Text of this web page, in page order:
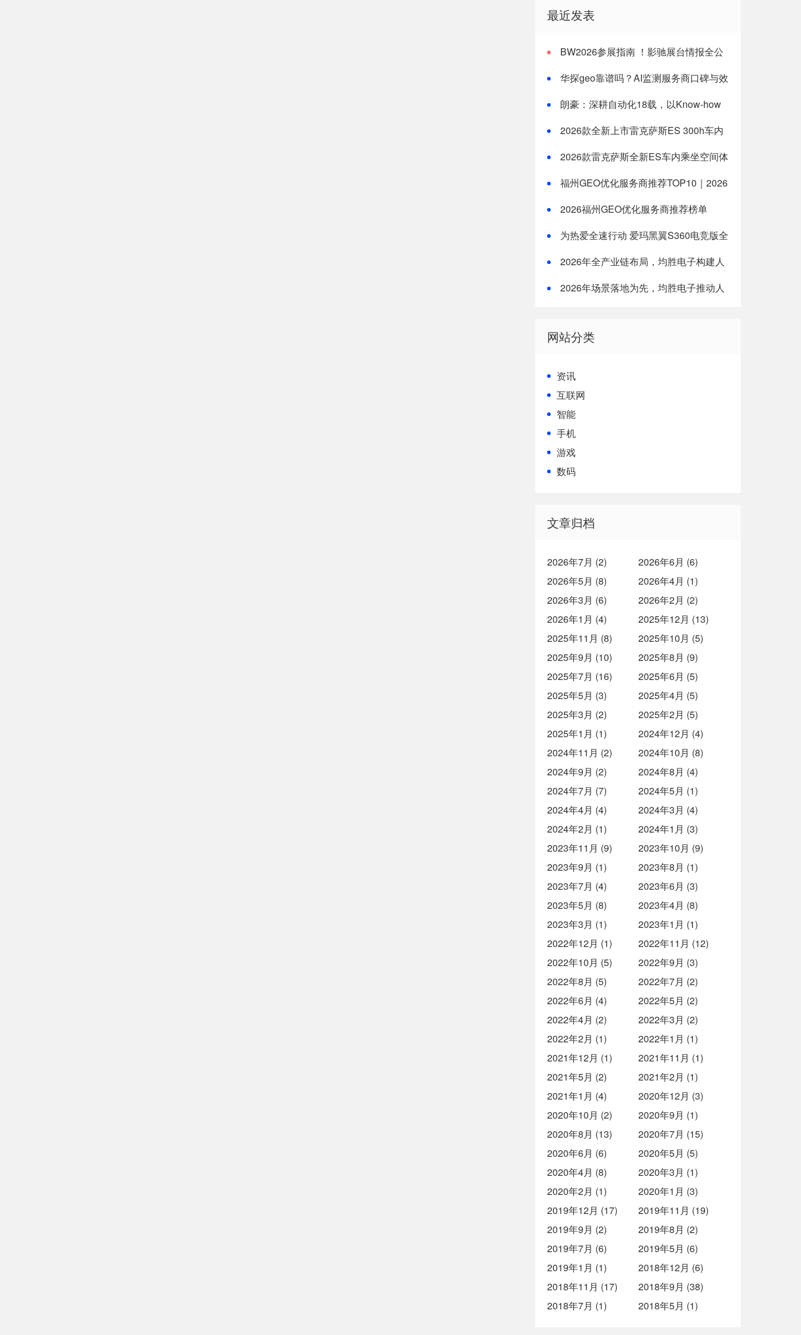
最近发表
BW2026参展指南 ！影驰展台情报全公
华探geo靠谱吗？AI监测服务商口碑与效
朗豪：深耕自动化18载，以Know-how
2026款全新上市雷克萨斯ES 300h车内
2026款雷克萨斯全新ES车内乘坐空间体
择
福州GEO优化服务商推荐TOP10｜2026
2026福州GEO优化服务商推荐榜单
为热爱全速行动 爱玛黑翼S360电竞版全
2026年全产业链布局，均胜电子构建人
2026年场景落地为先，均胜电子推动人
网站分类
资讯
互联网
智能
手机
游戏
数码
文章归档
2026年7月 (2)
2026年6月 (6)
2026年5月 (8)
2026年4月 (1)
2026年3月 (6)
2026年2月 (2)
2026年1月 (4)
2025年12月 (13)
2025年11月 (8)
2025年10月 (5)
2025年9月 (10)
2025年8月 (9)
2025年7月 (16)
2025年6月 (5)
2025年5月 (3)
2025年4月 (5)
2025年3月 (2)
2025年2月 (5)
2025年1月 (1)
2024年12月 (4)
2024年11月 (2)
2024年10月 (8)
2024年9月 (2)
2024年8月 (4)
2024年7月 (7)
2024年5月 (1)
2024年4月 (4)
2024年3月 (4)
2024年2月 (1)
2024年1月 (3)
2023年11月 (9)
2023年10月 (9)
2023年9月 (1)
2023年8月 (1)
2023年7月 (4)
2023年6月 (3)
2023年5月 (8)
2023年4月 (8)
2023年3月 (1)
2023年1月 (1)
2022年12月 (1)
2022年11月 (12)
2022年10月 (5)
2022年9月 (3)
2022年8月 (5)
2022年7月 (2)
2022年6月 (4)
2022年5月 (2)
2022年4月 (2)
2022年3月 (2)
2022年2月 (1)
2022年1月 (1)
2021年12月 (1)
2021年11月 (1)
2021年5月 (2)
2021年2月 (1)
2021年1月 (4)
2020年12月 (3)
2020年10月 (2)
2020年9月 (1)
2020年8月 (13)
2020年7月 (15)
2020年6月 (6)
2020年5月 (5)
2020年4月 (8)
2020年3月 (1)
2020年2月 (1)
2020年1月 (3)
2019年12月 (17)
2019年11月 (19)
2019年9月 (2)
2019年8月 (2)
2019年7月 (6)
2019年5月 (6)
2019年1月 (1)
2018年12月 (6)
2018年11月 (17)
2018年9月 (38)
2018年7月 (1)
2018年5月 (1)